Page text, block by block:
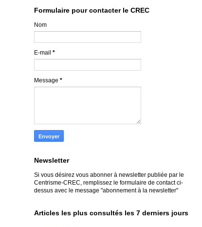
Formulaire pour contacter le CREC
Nom
E-mail *
Message *
Newsletter
Si vous désirez vous abonner à newsletter publiée par le
Centrisme-CREC, remplissez le formulaire de contact ci-
dessus avec le message "abonnement à la newsletter"
Articles les plus consultés les 7 derniers jours